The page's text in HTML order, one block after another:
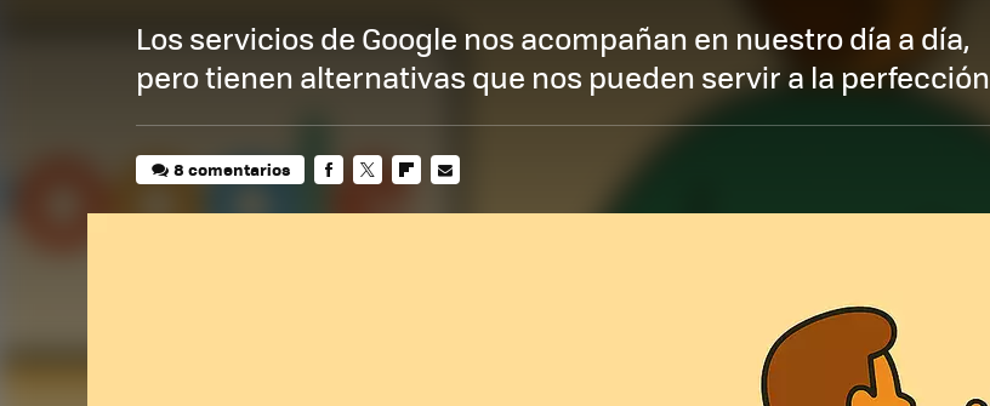
Los servicios de Google nos acompañan en nuestro día a día,
pero tienen alternativas que nos pueden servir a la perfección
8 comentarios